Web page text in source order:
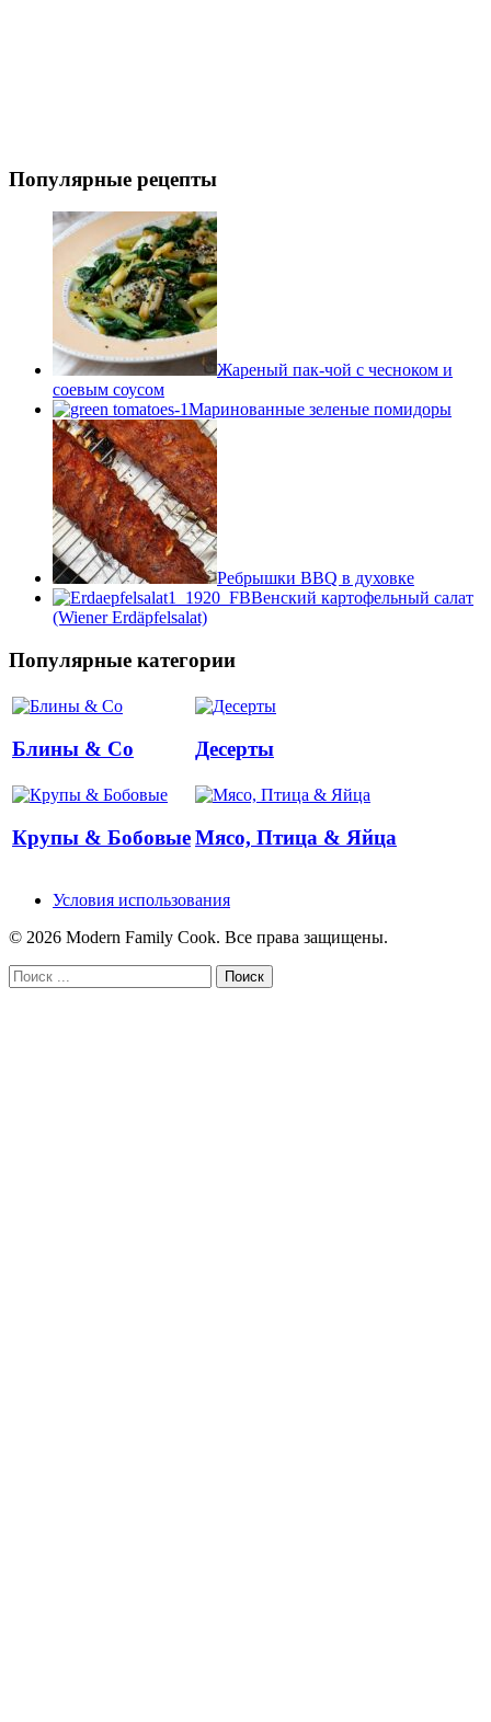
Популярные рецепты
Жареный пак-чой с чесноком и
соевым соусом
Маринованные зеленые помидоры
Ребрышки BBQ в духовке
Венский картофельный салат
(Wiener Erdäpfelsalat)
Популярные категории
Блины & Co Десерты
Крупы & БобовыеМясо, Птица & Яйца
Условия использования
© 2026 Modern Family Cook. Все права защищены.